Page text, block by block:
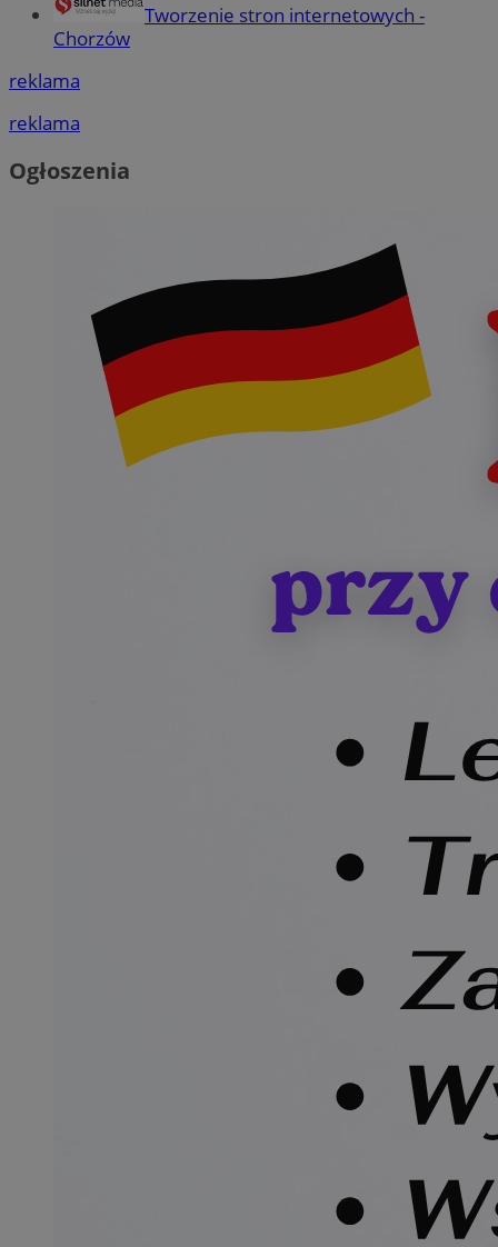
Tworzenie stron internetowych -
Chorzów
reklama
reklama
Ogłoszenia